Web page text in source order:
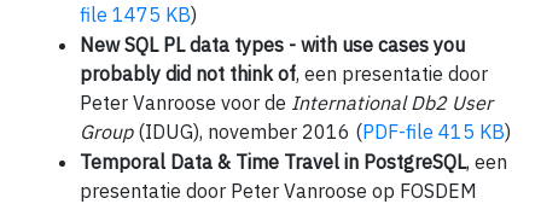
file 1475 KB)
New SQL PL data types - with use cases you
probably did not think of, een presentatie door
Peter Vanroose voor de International Db2 User
Group(IDUG), november 2016 (PDF-file 415 KB)
Temporal Data & Time Travel in PostgreSQL, een
presentatie door Peter Vanroose op FOSDEM